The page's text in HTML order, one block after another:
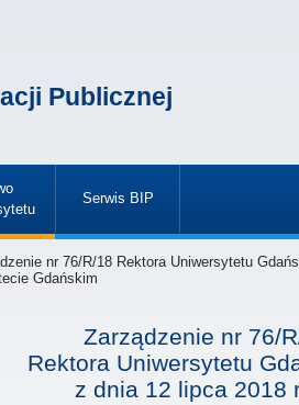
Publicznej
Serwis BIP
»
nr 76/R/18 Rektora Uniwersytetu
Gdańskim
Zarządzenie nr 76/
Rektora Uniwersytetu
z dnia 12 lipca 2018